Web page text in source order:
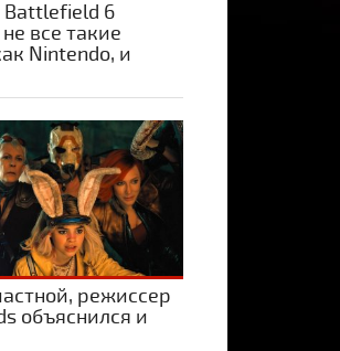
6
все такие
Nintendo, и
режиссер
объяснился и